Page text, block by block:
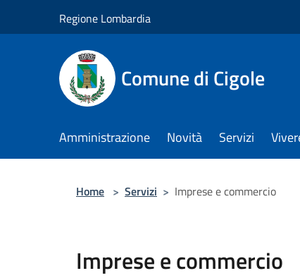
Regione Lombardia
Comune di Cigole
Amministrazione Novità Servizi
Home > Servizi > Imprese e commercio
Imprese e commercio